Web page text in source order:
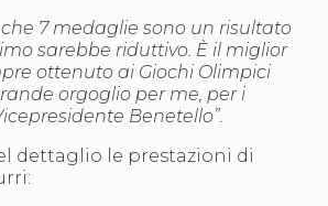
Sportello Fiscale
News
Modulistica
FAQ
Quesiti fiscali
Documenti
7 medaglie sono un risultato
sarebbe riduttivo. È il miglior
ottenuto ai Giochi Olimpici
orgoglio per me, per i
Benetello”.
dettaglio le prestazioni di